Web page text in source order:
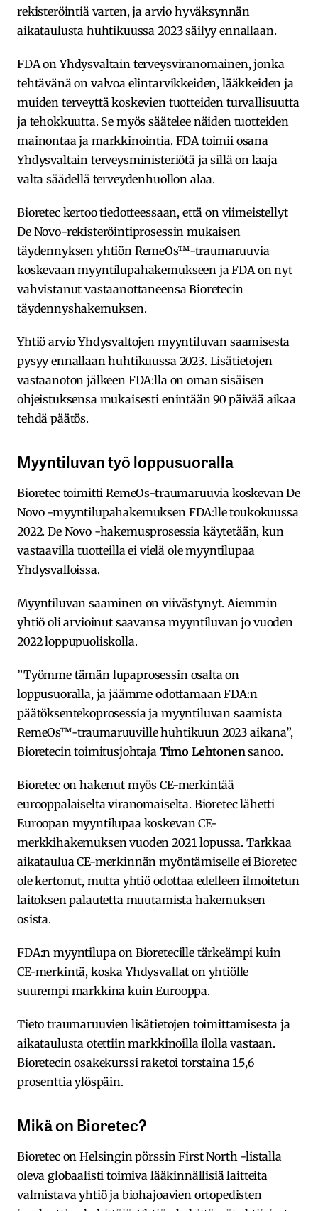
rekisteröintiä varten, ja arvio hyväksynnän
aikataulusta huhtikuussa 2023 säilyy ennallaan.
FDA on Yhdysvaltain terveysviranomainen, jonka
tehtävänä on valvoa elintarvikkeiden, lääkkeiden ja
muiden terveyttä koskevien tuotteiden turvallisuutta
ja tehokkuutta. Se myös säätelee näiden tuotteiden
mainontaa ja markkinointia. FDA toimii osana
Yhdysvaltain terveysministeriötä ja sillä on laaja
valta säädellä terveydenhuollon alaa.
Bioretec kertoo tiedotteessaan, että on viimeistellyt
De Novo-rekisteröintiprosessin mukaisen
täydennyksen yhtiön RemeOs™-traumaruuvia
koskevaan myyntilupahakemukseen ja FDA on nyt
vahvistanut vastaanottaneensa Bioretecin
täydennyshakemuksen.
Yhtiö arvio Yhdysvaltojen myyntiluvan saamisesta
pysyy ennallaan huhtikuussa 2023. Lisätietojen
vastaanoton jälkeen FDA:lla on oman sisäisen
ohjeistuksensa mukaisesti enintään 90 päivää aikaa
tehdä päätös.
Myyntiluvan työ loppusuoralla
Bioretec toimitti RemeOs-traumaruuvia koskevan De
Novo -myyntilupahakemuksen FDA:lle toukokuussa
2022. De Novo -hakemusprosessia käytetään, kun
vastaavilla tuotteilla ei vielä ole myyntilupaa
Yhdysvalloissa.
Myyntiluvan saaminen on viivästynyt. Aiemmin
yhtiö oli arvioinut saavansa myyntiluvan jo vuoden
2022 loppupuoliskolla.
”Työmme tämän lupaprosessin osalta on
loppusuoralla, ja jäämme odottamaan FDA:n
päätöksentekoprosessia ja myyntiluvan saamista
RemeOs™-traumaruuville huhtikuun 2023 aikana”,
Bioretecin toimitusjohtaja Timo Lehtonen sanoo.
Bioretec on hakenut myös CE-merkintää
eurooppalaiselta viranomaiselta. Bioretec lähetti
Euroopan myyntilupaa koskevan CE-
merkkihakemuksen vuoden 2021 lopussa. Tarkkaa
aikataulua CE-merkinnän myöntämiselle ei Bioretec
ole kertonut, mutta yhtiö odottaa edelleen ilmoitetun
laitoksen palautetta muutamista hakemuksen
osista.
FDA:n myyntilupa on Bioretecille tärkeämpi kuin
CE-merkintä, koska Yhdysvallat on yhtiölle
suurempi markkina kuin Eurooppa.
Tieto traumaruuvien lisätietojen toimittamisesta ja
aikataulusta otettiin markkinoilla ilolla vastaan.
Bioretecin osakekurssi raketoi torstaina 15,6
prosenttia ylöspäin.
Mikä on Bioretec?
Bioretec on Helsingin pörssin First North -listalla
oleva globaalisti toimiva lääkinnällisiä laitteita
valmistava yhtiö ja biohajoavien ortopedisten